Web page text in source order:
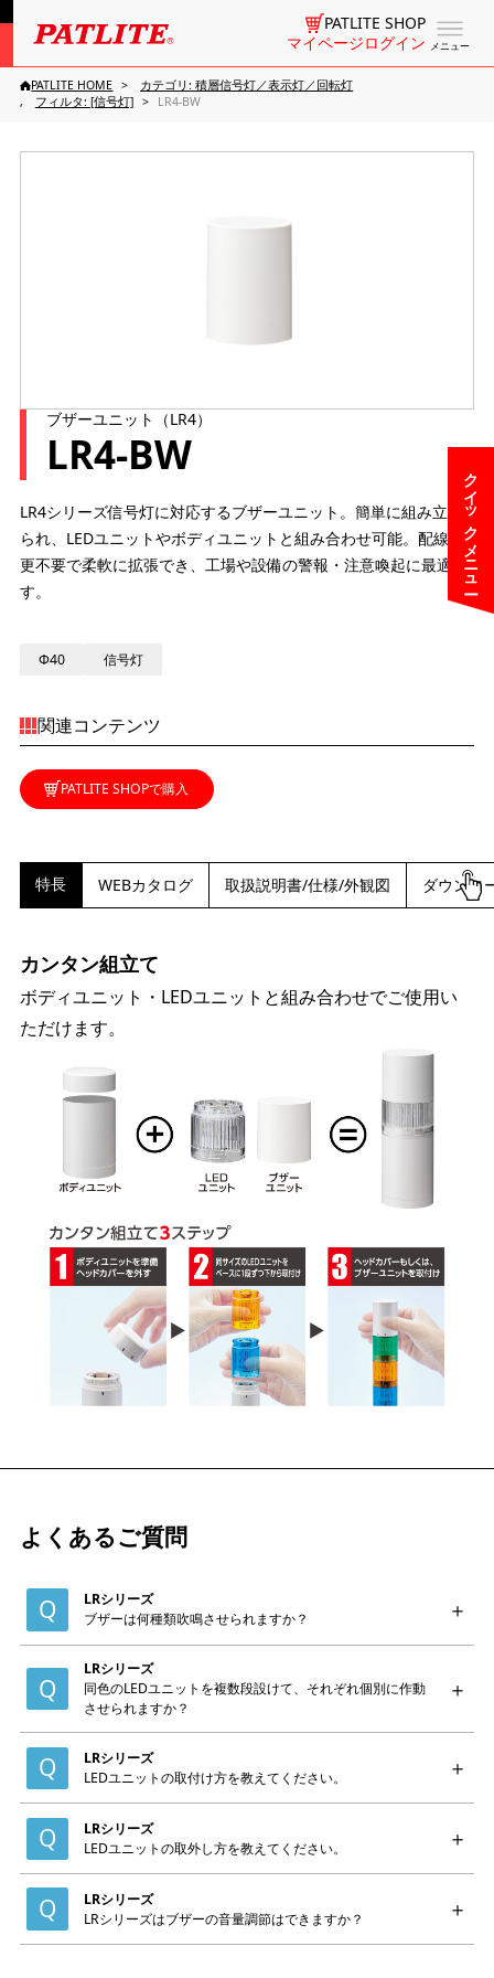
メニュー
PATLITE SHOP
マイページログイン
クイックメニュー
PATLITE HOME
カテゴリ: 積層信号灯／表示灯／回転灯
フィルタ: [信号灯]
LR4-BW
ブザーユニット（LR4）
LR4-BW
LR4シリーズ信号灯に対応するブザーユニット。簡単に組み立て
られ、LEDユニットやボディユニットと組み合わせ可能。配線変
更不要で柔軟に拡張でき、工場や設備の警報・注意喚起に最適で
す。
Φ40 信号灯
関連コンテンツ
PATLITE SHOPで購入
特長 WEBカタログ 取扱説明書/仕様/外観図 ダウンロ
カンタン組立て
ボディユニット・LEDユニットと組み合わせでご使用い
ただけます。
よくあるご質問
LRシリーズ
ブザーは何種類吹鳴させられますか？
LRシリーズ
同色のLEDユニットを複数段設けて、それぞれ個別に作動
させられますか？
LRシリーズ
LEDユニットの取付け方を教えてください。
LRシリーズ
LEDユニットの取外し方を教えてください。
LRシリーズ
LRシリーズはブザーの音量調節はできますか？